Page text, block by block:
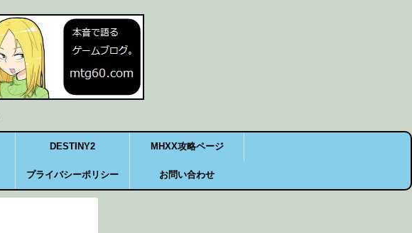
DESTINY2 MHXX攻略ページ
プライバシーポリシー お問い合わせ